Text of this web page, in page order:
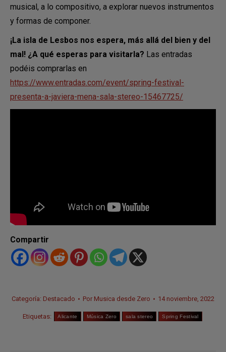
musical, a lo compositivo, a explorar nuevos instrumentos
y formas de componer.
¡La isla de Lesbos nos espera, más allá del bien y del
mal! ¿A qué esperas para visitarla? Las entradas
podéis comprarlas en
https://www.entradas.com/event/spring-festival-
presenta-a-javiera-mena-sala-stereo-15467725/
Compartir
Categoría: Destacado Por Musica desde Zero 14 noviembre, 2022
Etiquetas: Alicante Música Zero sala stereo Spring Festival